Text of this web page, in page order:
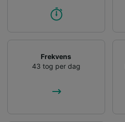
Frekvens
43 tog per dag